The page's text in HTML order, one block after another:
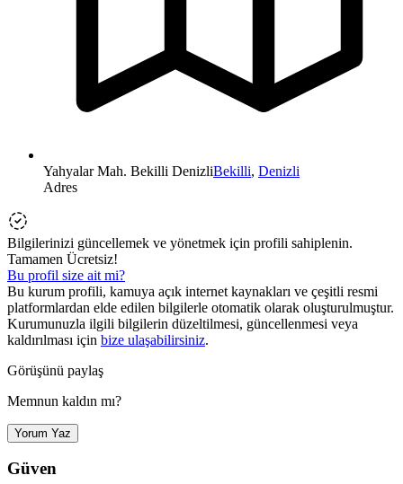
Yahyalar Mah. Bekilli DenizliBekilli, Denizli
Adres
Bilgilerinizi güncellemek ve yönetmek için profili sahiplenin.
Tamamen Ücretsiz!
Bu profil size ait mi?
Bu kurum profili, kamuya açık internet kaynakları ve çeşitli resmi
platformlardan elde edilen bilgilerle otomatik olarak oluşturulmuştur.
Kurumunuzla ilgili bilgilerin düzeltilmesi, güncellenmesi veya
kaldırılması için bize ulaşabilirsiniz.
Görüşünü paylaş
Memnun kaldın mı?
Yorum Yaz
Güven